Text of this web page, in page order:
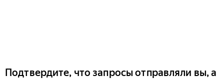
Подтвердите, что запросы отправляли вы, а